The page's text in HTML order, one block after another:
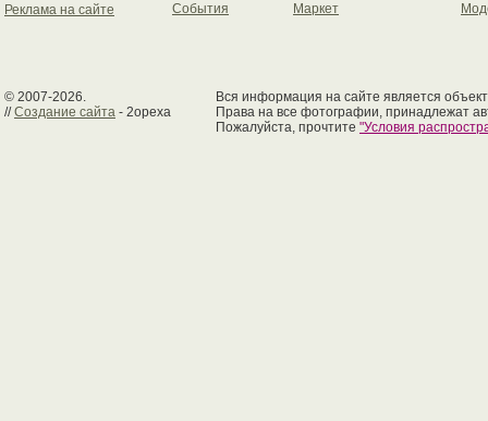
Реклама на сайте
События
Маркет
© 2007-2026.
//Создание сайта - 2opexa
Вся информация на сайте является
Права на все фотографии, принадлежат
Пожалуйста, прочтите "Условия